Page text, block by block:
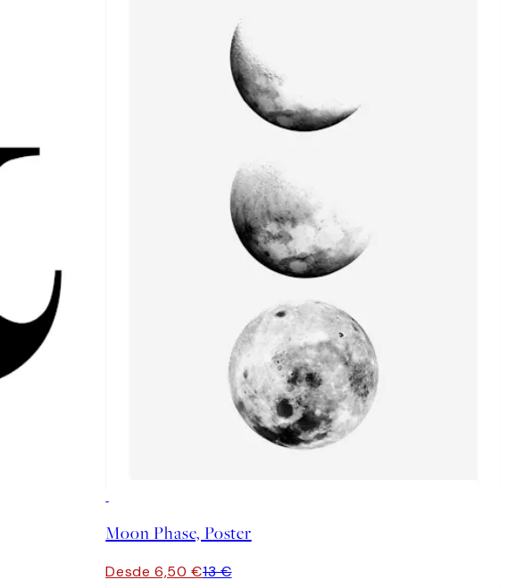
Moon Phase, Poster
Desde 6,50 €13 €